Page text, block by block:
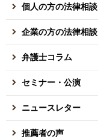
個人の方の法律相談
企業の方の法律相談
弁護士コラム
セミナー・公演
ニュースレター
推薦者の声